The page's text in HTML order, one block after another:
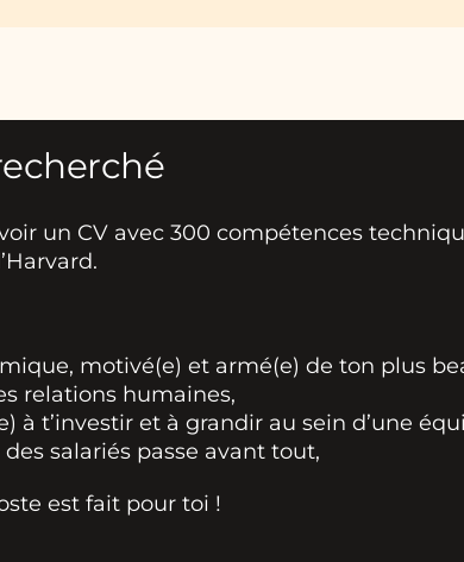
un CV avec 300 compétences
motivé(e) et armé(e) de ton plus
relations humaines,
à t’investir et à grandir au sein d’une
salariés passe avant tout,
est fait pour toi !